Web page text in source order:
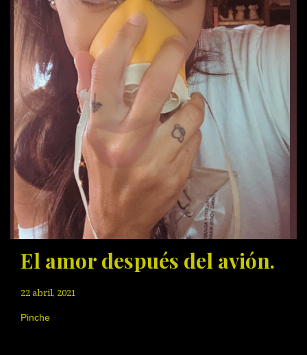
El amor después del avión.
22 abril, 2021
Pinche